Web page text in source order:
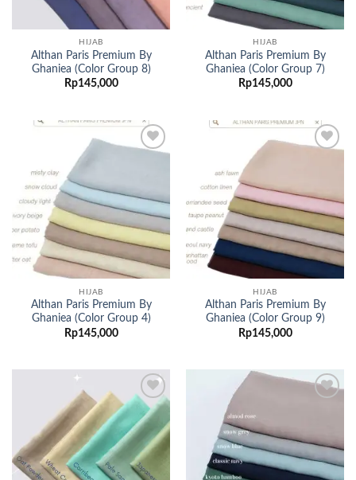
HIJAB
Althan Paris Premium By
Ghaniea (Color Group 8)
Rp145,000
HIJAB
Althan Paris Premium By
Ghaniea (Color Group 7)
Rp145,000
HIJAB
Althan Paris Premium By
Ghaniea (Color Group 4)
Rp145,000
HIJAB
Althan Paris Premium By
Ghaniea (Color Group 9)
Rp145,000
Add to
wishlist